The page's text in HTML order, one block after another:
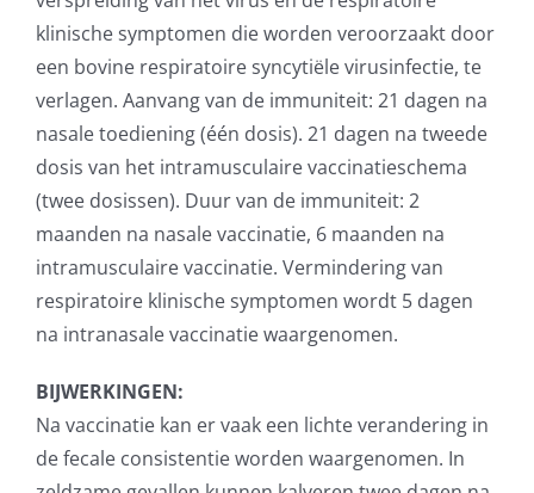
klinische symptomen die worden veroorzaakt door
een bovine respiratoire syncytiële virusinfectie, te
verlagen. Aanvang van de immuniteit: 21 dagen na
nasale toediening (één dosis). 21 dagen na tweede
dosis van het intramusculaire vaccinatieschema
(twee dosissen). Duur van de immuniteit: 2
maanden na nasale vaccinatie, 6 maanden na
intramusculaire vaccinatie. Vermindering van
respiratoire klinische symptomen wordt 5 dagen
na intranasale vaccinatie waargenomen.
BIJWERKINGEN:
Na vaccinatie kan er vaak een lichte verandering in
de fecale consistentie worden waargenomen. In